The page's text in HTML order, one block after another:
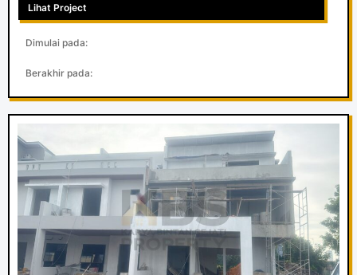
Lihat Project
Dimulai pada:
Berakhir pada: